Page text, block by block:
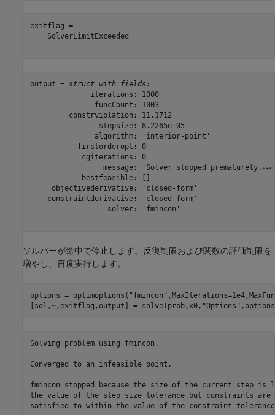
exitflag =
    SolverLimitExceeded
output = struct with fields:
              iterations: 1000
               funcCount: 1003
         constrviolation: 11.1712
                stepsize: 8.2265e-05
               algorithm: 'interior-point'
           firstorderopt: 0
            cgiterations: 0
message: 'Solver stopped
            bestfeasible: []
     objectivederivative: 'closed-form'
    constraintderivative: 'closed-form'
                  solver: 'fmincon'
ソルバーが途中で停止します。反復制限および関数の評価制限を
増やし、再度実行します。
options = optimoptions( "fmincon"
[sol,~,exitflag,output] = solve(prob,x0, "Options"
Solving problem using fmincon.
Converged to an infeasible point.
fmincon stopped because the size of the current step is
the value of the step size tolerance but constraints are
satisfied to within the value of the constraint